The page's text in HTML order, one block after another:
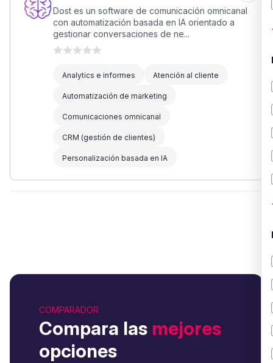
Dost es un software de comunicación omnicanal
con automatización basada en IA orientado a
gestionar conversaciones de ne...
Analytics e informes Atención al cliente
Automatización de marketing
Comunicaciones omnicanal
CRM (gestión de clientes)
Personalización basada en IA
COMPARADOR
Compara las mejores
opciones